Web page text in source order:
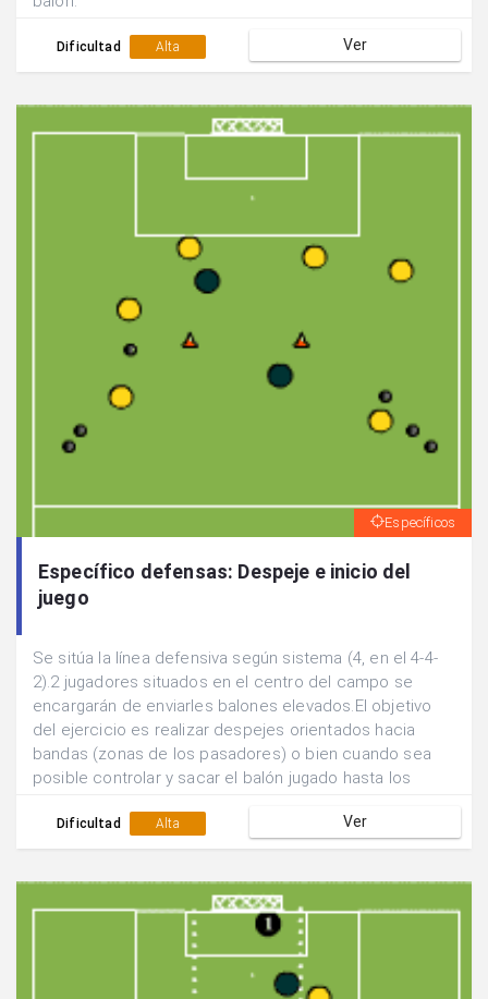
Dificultad Alta Ver
Específicos
Específico defensas: Despeje e inicio del
juego
Se sitúa la línea defensiva según sistema (4, en el 4-4-
2).2 jugadores situados en el centro del campo se
encargarán de enviarles balones elevados.El objetivo
del ejercicio es realizar despejes orientados hacia
bandas (zonas de los pasadores) o bien cuando sea
posible controlar y sacar el balón jugado hasta los
lleve a cabo dificultando las acciones.Cuando ya se
tiene la dinámica controlada y para que sea una
desde una posición más avanzada y realizar la acción
Dificultad Alta Ver